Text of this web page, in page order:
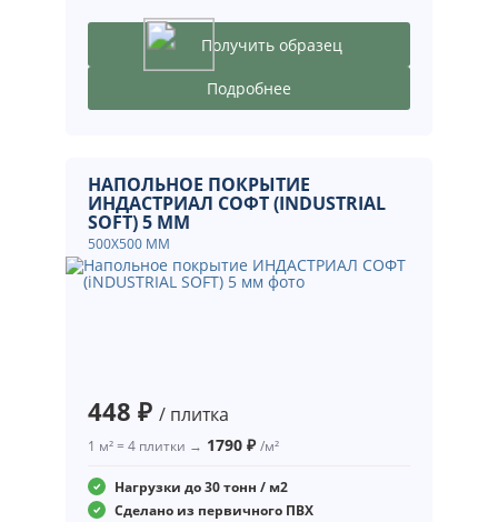
Получить образец
Подробнее
НАПОЛЬНОЕ ПОКРЫТИЕ
ИНДАСТРИАЛ СОФТ (INDUSTRIAL
SOFT) 5 ММ
500Х500 ММ
448 ₽ / плитка
1 м² = 4 плитки → 1790 ₽ /м²
Нагрузки до 30 тонн / м2
Сделано из первичного ПВХ